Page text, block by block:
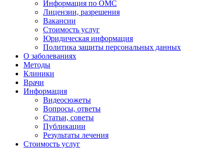
Информация по ОМС
Лицензии, разрешения
Вакансии
Стоимость услуг
Юридическая информация
Политика защиты персональных данных
О заболеваниях
Методы
Клиники
Врачи
Информация
Видеосюжеты
Вопросы, ответы
Статьи, советы
Публикации
Результаты лечения
Стоимость услуг